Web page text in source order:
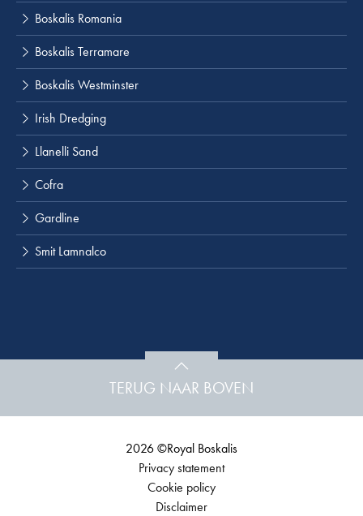
Boskalis Romania
Boskalis Terramare
Boskalis Westminster
Irish Dredging
Llanelli Sand
Cofra
Gardline
Smit Lamnalco
TERUG NAAR BOVEN
2026 ©Royal Boskalis
Privacy statement
Cookie policy
Disclaimer